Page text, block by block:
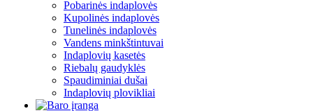
Pobarinės indaplovės
Kupolinės indaplovės
Tunelinės indaplovės
Vandens minkštintuvai
Indaplovių kasetės
Riebalų gaudyklės
Spaudiminiai dušai
Indaplovių plovikliai